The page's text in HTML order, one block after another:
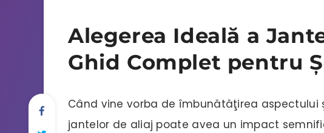
Alegerea Ideală a
Ghid Complet pentru
Când vine vorba de îmbunătăţirea aspectului
jantelor de aliaj poate avea un impact